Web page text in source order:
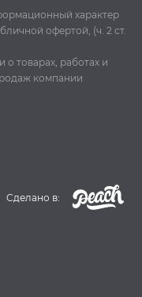
характер
офертой, (ч. 2 ст.
товарах, работах и
компании
Cделано в: